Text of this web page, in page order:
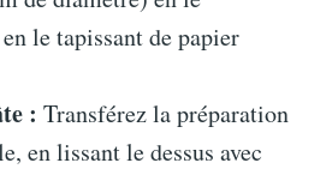
le tapissant de papier
: Transférez la préparation
en lissant le dessus avec